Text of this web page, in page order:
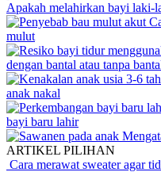
Apakah melahirkan bayi laki-
mulut
dengan bantal atau tanpa
anak nakal
bayi baru lahir
ARTIKEL PILIHAN
Cara merawat sweater agar